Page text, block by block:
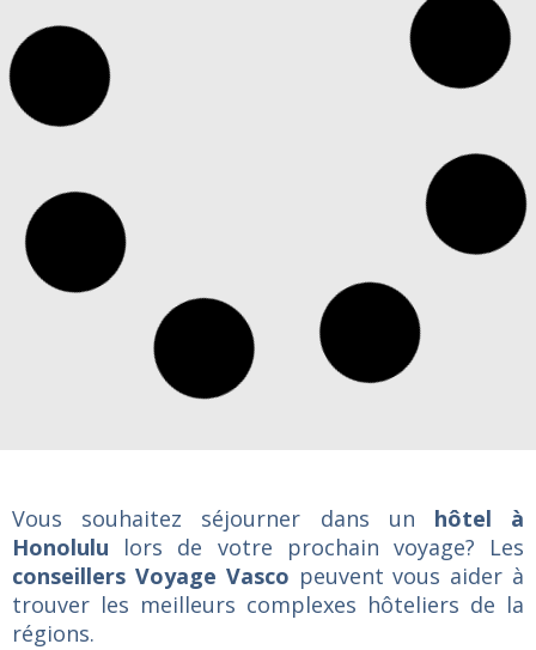
Vous souhaitez séjourner dans un hôtel à
Honolulu lors de votre prochain voyage? Les
conseillers Voyage Vasco peuvent vous aider à
trouver les meilleurs complexes hôteliers de la
régions.